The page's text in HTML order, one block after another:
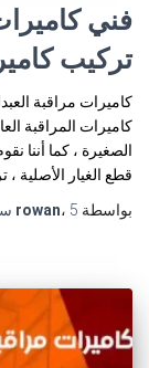
تركيب
كاميرات مراقبة
كاميرات المراقبة
الصغيرة ، كما أننا
قطع الغيار الأصلية ،
بواسطة
rowan، 5 سنوات